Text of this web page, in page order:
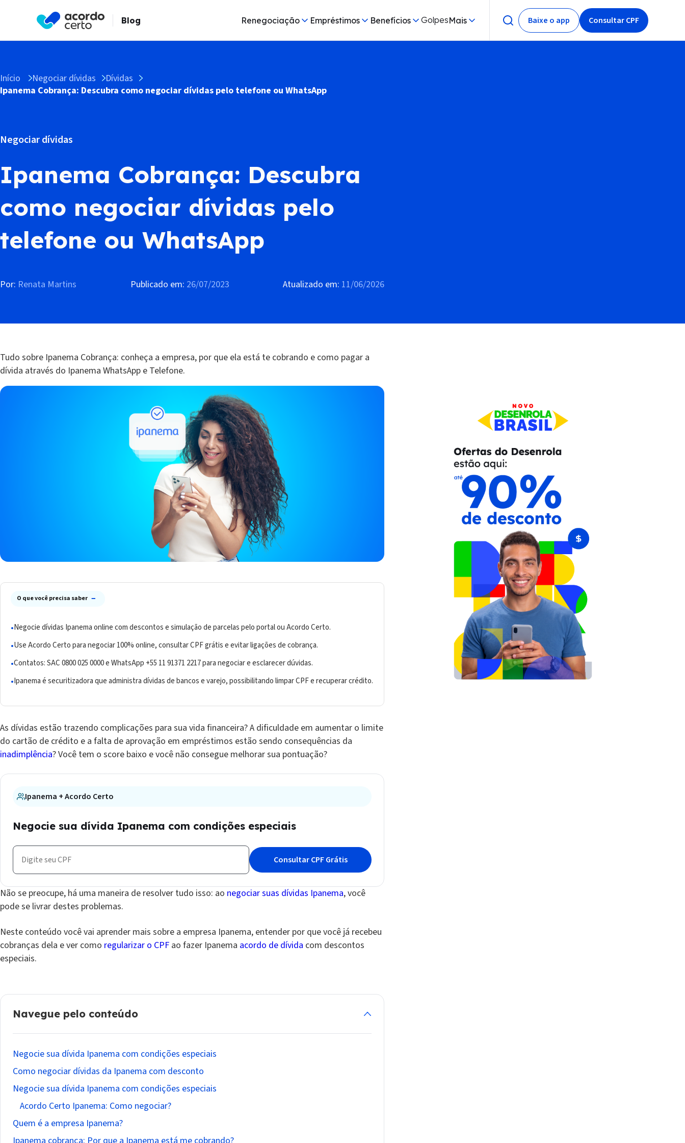
Blog Renegociação Empréstimos Benefícios GolpesMais Baixe o app Consultar CPF
Início Negociar dívidas
Dívidas
Ipanema Cobrança: Descubra como negociar dívidas pelo telefone ou WhatsApp
Negociar dívidas
Ipanema Cobrança: Descubra
como negociar dívidas pelo
telefone ou WhatsApp
Por: Renata Martins Publicado em: 26/07/2023 Atualizado em: 11/06/2026
Tudo sobre Ipanema Cobrança: conheça a empresa, por que ela está te cobrando e como pagar a
dívida através do Ipanema WhatsApp e Telefone.
O que você precisa saber −
Negocie dívidas Ipanema online com descontos e simulação de parcelas pelo portal ou Acordo Certo.
Use Acordo Certo para negociar 100% online, consultar CPF grátis e evitar ligações de cobrança.
Contatos: SAC 0800 025 0000 e WhatsApp +55 11 91371 2217 para negociar e esclarecer dúvidas.
Ipanema é securitizadora que administra dívidas de bancos e varejo, possibilitando limpar CPF e recuperar crédito.
As dívidas estão trazendo complicações para sua vida financeira? A dificuldade em aumentar o limite
do cartão de crédito e a falta de aprovação em empréstimos estão sendo consequências da
inadimplência? Você tem o score baixo e você não consegue melhorar sua pontuação?
Ipanema + Acordo Certo
Negocie sua dívida Ipanema com condições especiais
Não se preocupe, há uma maneira de resolver tudo isso: ao negociar suas dívidas Ipanema, você
pode se livrar destes problemas.
Neste conteúdo você vai aprender mais sobre a empresa Ipanema, entender por que você já recebeu
cobranças dela e ver como regularizar o CPF ao fazer Ipanema acordo de dívida com descontos
especiais.
Navegue pelo conteúdo
Negocie sua dívida Ipanema com condições especiais
Como negociar dívidas da Ipanema com desconto
Negocie sua dívida Ipanema com condições especiais
Acordo Certo Ipanema: Como negociar?
Quem é a empresa Ipanema?